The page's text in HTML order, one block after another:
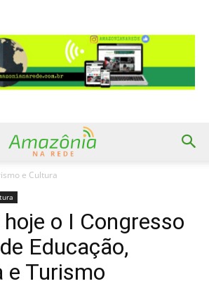
e Cultura
hoje o I Congresso
Educação,
e Turismo